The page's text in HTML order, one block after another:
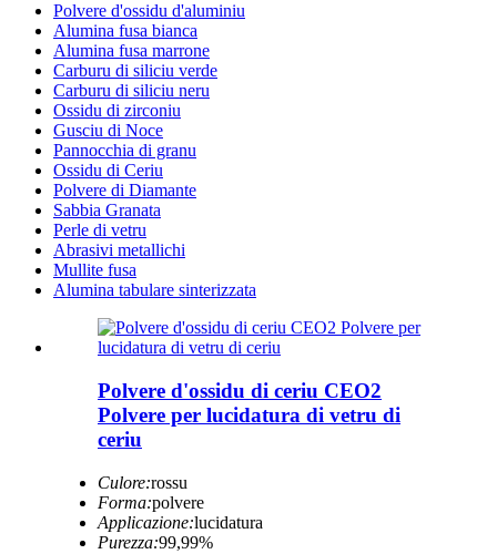
Polvere d'ossidu d'aluminiu
Alumina fusa bianca
Alumina fusa marrone
Carburu di siliciu verde
Carburu di siliciu neru
Ossidu di zirconiu
Gusciu di Noce
Pannocchia di granu
Ossidu di Ceriu
Polvere di Diamante
Sabbia Granata
Perle di vetru
Abrasivi metallichi
Mullite fusa
Alumina tabulare sinterizzata
Polvere d'ossidu di ceriu CEO2
Polvere per lucidatura di vetru di
ceriu
Culore:rossu
Forma:polvere
Applicazione:lucidatura
Purezza:99,99%